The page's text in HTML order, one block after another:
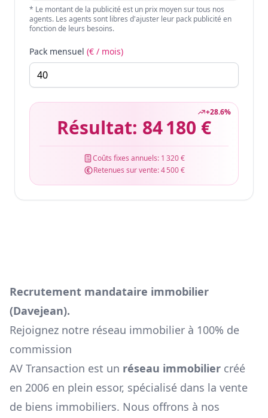
* Le montant de la publicité est un prix moyen sur tous nos
agents. Les agents sont libres d'ajuster leur pack publicité en
fonction de leurs besoins.
Pack mensuel (€ / mois)
+28.6%
Résultat: 84 180 €
Coûts fixes annuels: 1 320 €
Retenues sur vente:4 500 €
Recrutement mandataire immobilier
(Davejean).
Rejoignez notre réseau immobilier à 100% de
commission
AV Transaction est un réseau immobilier créé
en 2006 en plein essor, spécialisé dans la vente
de biens immobiliers. Nous offrons à nos